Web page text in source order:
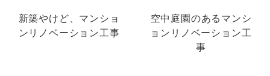
新築やけど、マンショ
ンリノベーション工事
空中庭園のあるマンシ
ョンリノベーション工
事